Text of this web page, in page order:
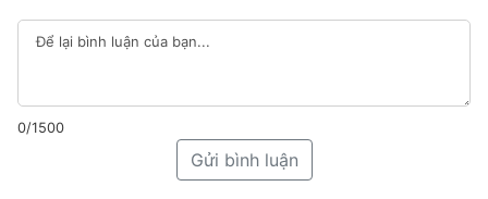
0/1500
Gửi bình luận